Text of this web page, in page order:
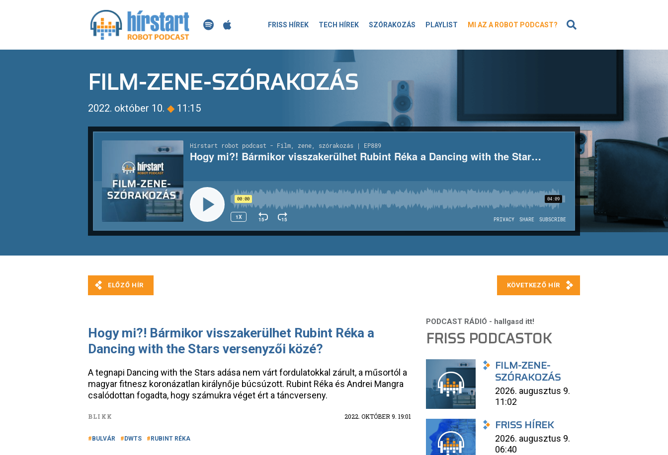
FRISS HÍREK TECH HÍREK SZÓRAKOZÁS PLAYLIST MI AZ A ROBOT PODCAST?
FILM-ZENE-SZÓRAKOZÁS
2022. október 10. ◆ 11:15
Hogy mi?! Bármikor visszakerülhet Rubint Réka a
Dancing with the Stars versenyzői közé?
A tegnapi Dancing with the Stars adása nem várt fordulatokkal zárult, a műsortól a
magyar fitnesz koronázatlan királynője búcsúzott. Rubint Réka és Andrei Mangra
csalódottan fogadta, hogy számukra véget ért a táncverseny.
BLIKK 2022. OKTÓBER 9. 19:01
BULVÁR DWTS RUBINT RÉKA
FRISS PODCASTOK
FILM-ZENE-
SZÓRAKOZÁS
2026. augusztus 9.
11:02
FRISS HÍREK
2026. augusztus 9.
06:40